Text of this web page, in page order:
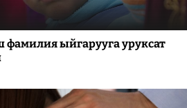
фамилия ыйгарууга уруксат